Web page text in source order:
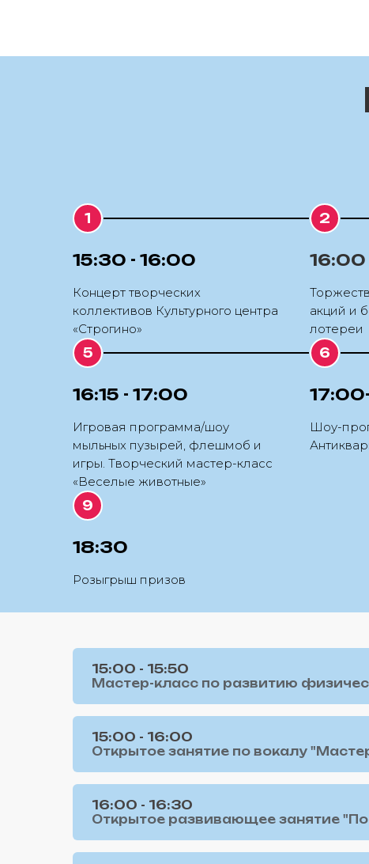
15:30 - 16:00
Концерт творческих
коллективов Культурного центра
«Строгино»
16:00
акций и
лотереи
16:15 - 17:00
Игровая программа/шоу
мыльных пузырей, флешмоб и
игры. Творческий мастер-класс
«Веселые животные»
Шоу-
18:30
Розыгрыш призов
15:00 - 15:50
Мастер-класс по развитию
15:00 - 16:00
Открытое занятие по вокалу
16:00 - 16:30
Открытое развивающее занятие